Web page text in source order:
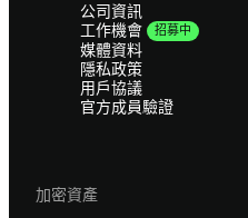
公司資訊
工作機會
招募中
媒體資料
隱私政策
用戶協議
官方成員驗證
加密資產